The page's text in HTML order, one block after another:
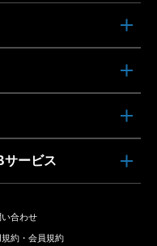
サービス
い合わせ
規約・会員規約